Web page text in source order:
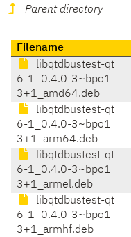
Parent directory
Filename
libqtdbustest-qt
6-1_0.4.0-3~bpo1
3+1_amd64.deb
libqtdbustest-qt
6-1_0.4.0-3~bpo1
3+1_arm64.deb
libqtdbustest-qt
6-1_0.4.0-3~bpo1
3+1_armel.deb
libqtdbustest-qt
6-1_0.4.0-3~bpo1
3+1_armhf.deb